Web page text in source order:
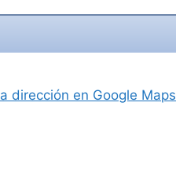
dirección en Google Maps